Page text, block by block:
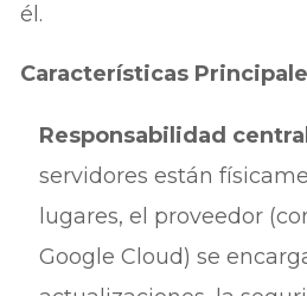
él.
Características
Responsabilidad
servidores están
lugares, el proveedor
Google Cloud) se